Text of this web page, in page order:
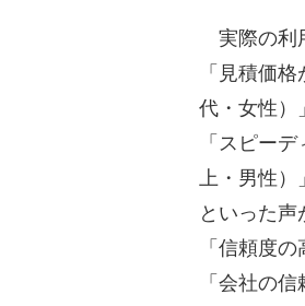
実際の利
「見積価
代・女性）」
「スピー
上・男性）」
といった
「信頼度
「会社の